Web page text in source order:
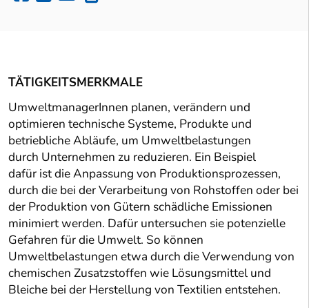
TÄTIGKEITSMERKMALE
UmweltmanagerInnen planen, verändern und
optimieren technische Systeme, Produkte und
betriebliche Abläufe, um Umweltbelastungen
durch Unternehmen zu reduzieren. Ein Beispiel
dafür ist die Anpassung von Produktionsprozessen,
durch die bei der Verarbeitung von Rohstoffen oder bei
der Produktion von Gütern schädliche Emissionen
minimiert werden. Dafür untersuchen sie potenzielle
Gefahren für die Umwelt. So können
Umweltbelastungen etwa durch die Verwendung von
chemischen Zusatzstoffen wie Lösungsmittel und
Bleiche bei der Herstellung von Textilien entstehen.